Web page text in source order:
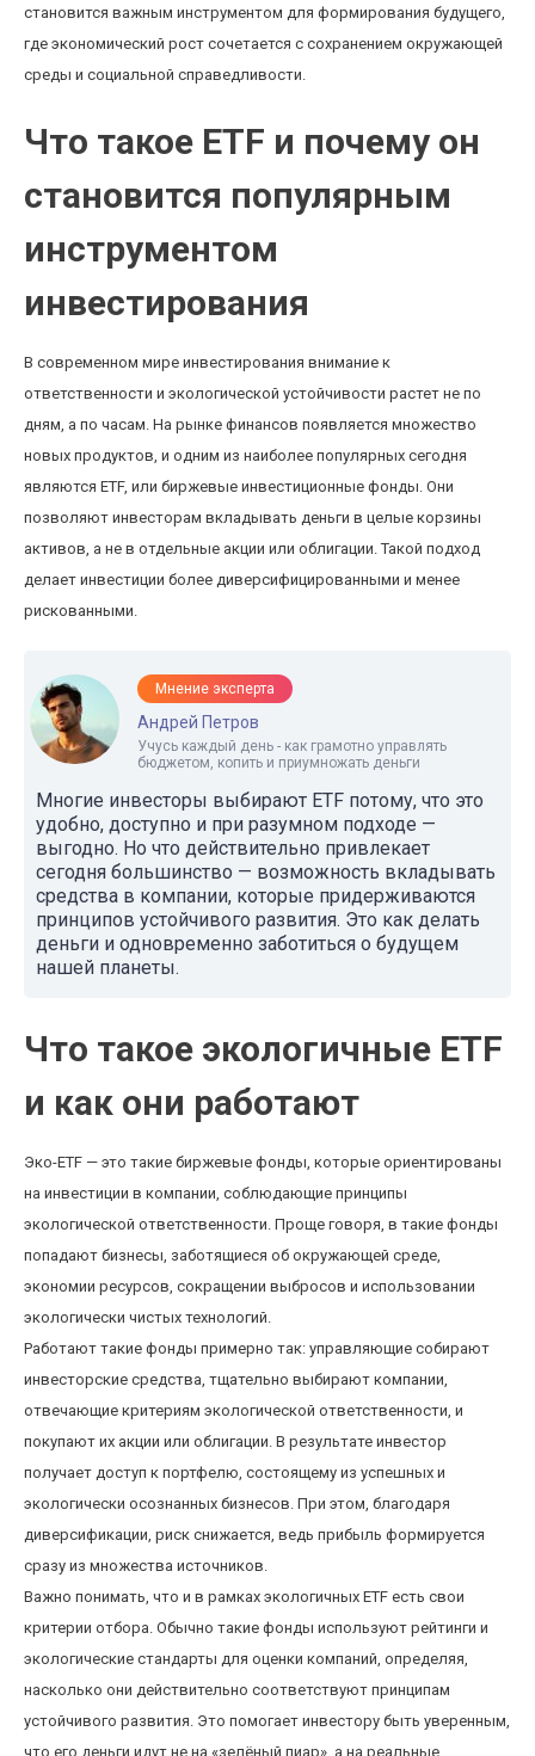
становится важным инструментом для формирования будущего,
где экономический рост сочетается с сохранением окружающей
среды и социальной справедливости.
Что такое ETF и почему он
становится популярным
инструментом
инвестирования
В современном мире инвестирования внимание к
ответственности и экологической устойчивости растет не по
дням, а по часам. На рынке финансов появляется множество
новых продуктов, и одним из наиболее популярных сегодня
являются ETF, или биржевые инвестиционные фонды. Они
позволяют инвесторам вкладывать деньги в целые корзины
активов, а не в отдельные акции или облигации. Такой подход
делает инвестиции более диверсифицированными и менее
рискованными.
Мнение эксперта
Андрей Петров
Учусь каждый день - как грамотно управлять
бюджетом, копить и приумножать деньги
Многие инвесторы выбирают ETF потому, что это
удобно, доступно и при разумном подходе —
выгодно. Но что действительно привлекает
сегодня большинство — возможность вкладывать
средства в компании, которые придерживаются
принципов устойчивого развития. Это как делать
деньги и одновременно заботиться о будущем
нашей планеты.
Что такое экологичные ETF
и как они работают
Эко-ETF — это такие биржевые фонды, которые ориентированы
на инвестиции в компании, соблюдающие принципы
экологической ответственности. Проще говоря, в такие фонды
попадают бизнесы, заботящиеся об окружающей среде,
экономии ресурсов, сокращении выбросов и использовании
экологически чистых технологий.
Работают такие фонды примерно так: управляющие собирают
инвесторские средства, тщательно выбирают компании,
отвечающие критериям экологической ответственности, и
покупают их акции или облигации. В результате инвестор
получает доступ к портфелю, состоящему из успешных и
экологически осознанных бизнесов. При этом, благодаря
диверсификации, риск снижается, ведь прибыль формируется
сразу из множества источников.
Важно понимать, что и в рамках экологичных ETF есть свои
критерии отбора. Обычно такие фонды используют рейтинги и
экологические стандарты для оценки компаний, определяя,
насколько они действительно соответствуют принципам
устойчивого развития. Это помогает инвестору быть уверенным,
что его деньги идут не на «зелёный пиар», а на реальные